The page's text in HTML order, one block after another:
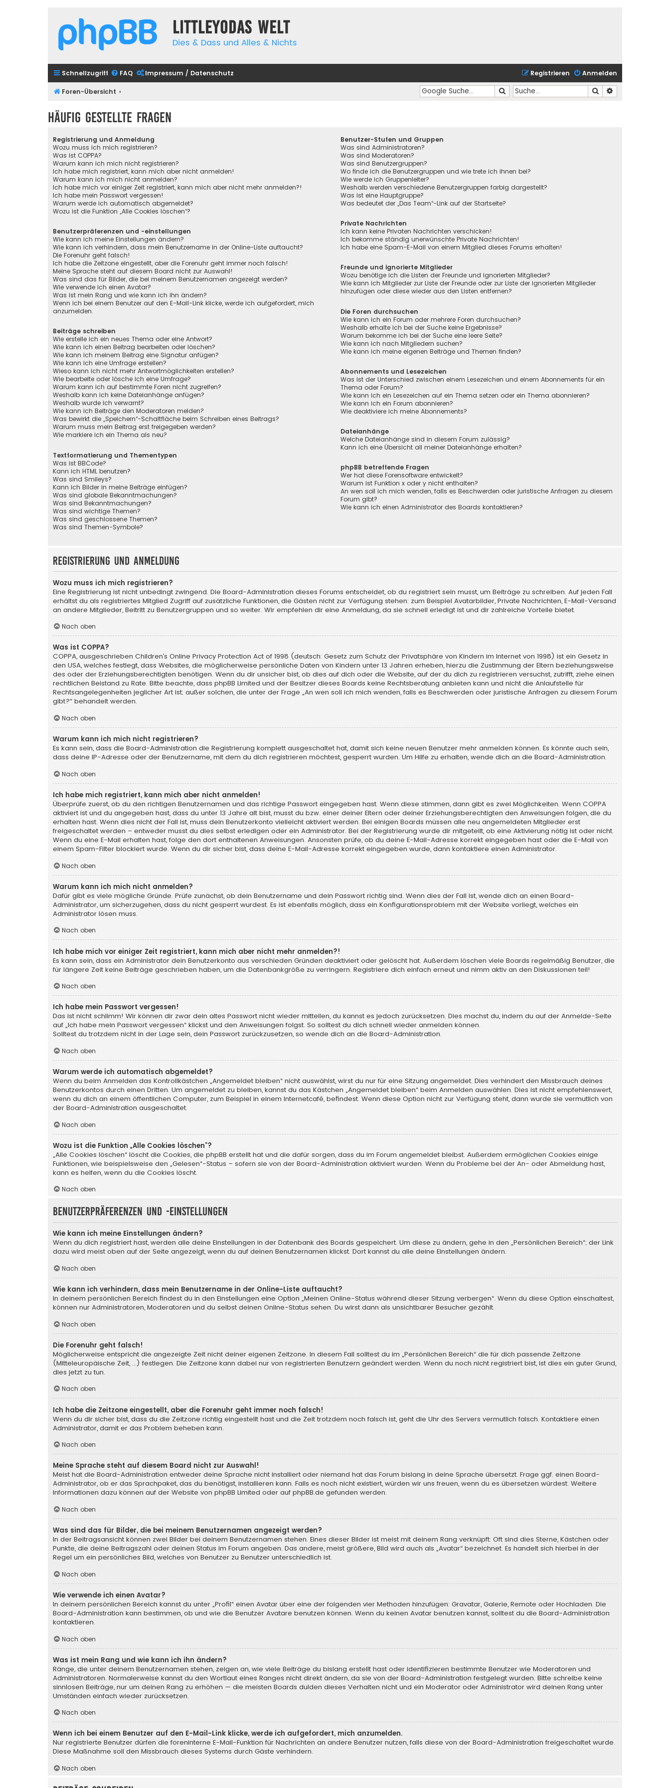
Littleyodas Welt
Dies & Dass und Alles & Nichts
Schnellzugriff FAQ Impressum / Datenschutz Anmelden
Registrieren
Foren-Übersicht Suche
Suche
Häufig gestellte Fragen
Registrierung und Anmeldung
Wozu muss ich mich registrieren?
Was ist COPPA?
Warum kann ich mich nicht registrieren?
Ich habe mich registriert, kann mich aber nicht anmelden!
Warum kann ich mich nicht anmelden?
Ich habe mich vor einiger Zeit registriert, kann mich aber nicht mehr anmelden?!
Ich habe mein Passwort vergessen!
Warum werde ich automatisch abgemeldet?
Wozu ist die Funktion „Alle Cookies löschen“?
Benutzerpräferenzen und -einstellungen
Wie kann ich meine Einstellungen ändern?
Wie kann ich verhindern, dass mein Benutzername in der Online-Liste auftaucht?
Die Forenuhr geht falsch!
Ich habe die Zeitzone eingestellt, aber die Forenuhr geht immer noch falsch!
Meine Sprache steht auf diesem Board nicht zur Auswahl!
Was sind das für Bilder, die bei meinem Benutzernamen angezeigt werden?
Wie verwende ich einen Avatar?
Was ist mein Rang und wie kann ich ihn ändern?
Wenn ich bei einem Benutzer auf den E-Mail-Link klicke, werde ich aufgefordert, mich
anzumelden.
Beiträge schreiben
Wie erstelle ich ein neues Thema oder eine Antwort?
Wie kann ich einen Beitrag bearbeiten oder löschen?
Wie kann ich meinem Beitrag eine Signatur anfügen?
Wie kann ich eine Umfrage erstellen?
Wieso kann ich nicht mehr Antwortmöglichkeiten erstellen?
Wie bearbeite oder lösche ich eine Umfrage?
Warum kann ich auf bestimmte Foren nicht zugreifen?
Weshalb kann ich keine Dateianhänge anfügen?
Weshalb wurde ich verwarnt?
Wie kann ich Beiträge den Moderatoren melden?
Was bewirkt die „Speichern“-Schaltfläche beim Schreiben eines Beitrags?
Warum muss mein Beitrag erst freigegeben werden?
Wie markiere ich ein Thema als neu?
Textformatierung und Thementypen
Was ist BBCode?
Kann ich HTML benutzen?
Was sind Smileys?
Kann ich Bilder in meine Beiträge einfügen?
Was sind globale Bekanntmachungen?
Was sind Bekanntmachungen?
Was sind wichtige Themen?
Was sind geschlossene Themen?
Was sind Themen-Symbole?
Benutzer-Stufen und Gruppen
Was sind Administratoren?
Was sind Moderatoren?
Was sind Benutzergruppen?
Wo finde ich die Benutzergruppen und wie trete ich ihnen bei?
Wie werde ich Gruppenleiter?
Weshalb werden verschiedene Benutzergruppen farbig dargestellt?
Was ist eine Hauptgruppe?
Was bedeutet der „Das Team“-Link auf der Startseite?
Private Nachrichten
Ich kann keine Privaten Nachrichten verschicken!
Ich bekomme ständig unerwünschte Private Nachrichten!
Ich habe eine Spam-E-Mail von einem Mitglied dieses Forums erhalten!
Freunde und ignorierte Mitglieder
Wozu benötige ich die Listen der Freunde und ignorierten Mitglieder?
Wie kann ich Mitglieder zur Liste der Freunde oder zur Liste der ignorierten Mitglieder
hinzufügen oder diese wieder aus den Listen entfernen?
Die Foren durchsuchen
Wie kann ich ein Forum oder mehrere Foren durchsuchen?
Weshalb erhalte ich bei der Suche keine Ergebnisse?
Warum bekomme ich bei der Suche eine leere Seite?
Wie kann ich nach Mitgliedern suchen?
Wie kann ich meine eigenen Beiträge und Themen finden?
Abonnements und Lesezeichen
Was ist der Unterschied zwischen einem Lesezeichen und einem Abonnements für ein
Thema oder Forum?
Wie kann ich ein Lesezeichen auf ein Thema setzen oder ein Thema abonnieren?
Wie kann ich ein Forum abonnieren?
Wie deaktiviere ich meine Abonnements?
Dateianhänge
Welche Dateianhänge sind in diesem Forum zulässig?
Kann ich eine Übersicht all meiner Dateianhänge erhalten?
phpBB betreffende Fragen
Wer hat diese Forensoftware entwickelt?
Warum ist Funktion x oder y nicht enthalten?
An wen soll ich mich wenden, falls es Beschwerden oder juristische Anfragen zu diesem
Forum gibt?
Wie kann ich einen Administrator des Boards kontaktieren?
Registrierung und Anmeldung
Wozu muss ich mich registrieren?
Eine Registrierung ist nicht unbedingt zwingend. Die Board-Administration dieses Forums entscheidet, ob du registriert sein musst, um Beiträge zu schreiben. Auf jeden Fall
erhältst du als registriertes Mitglied Zugriff auf zusätzliche Funktionen, die Gästen nicht zur Verfügung stehen: zum Beispiel Avatarbilder, Private Nachrichten, E-Mail-Versand
an andere Mitglieder, Beitritt zu Benutzergruppen und so weiter. Wir empfehlen dir eine Anmeldung, da sie schnell erledigt ist und dir zahlreiche Vorteile bietet.
Nach oben
Was ist COPPA?
COPPA, ausgeschrieben Children’s Online Privacy Protection Act of 1998 (deutsch: Gesetz zum Schutz der Privatsphäre von Kindern im Internet von 1998) ist ein Gesetz in
den USA, welches festlegt, dass Websites, die möglicherweise persönliche Daten von Kindern unter 13 Jahren erheben, hierzu die Zustimmung der Eltern beziehungsweise
des oder der Erziehungsberechtigten benötigen. Wenn du dir unsicher bist, ob dies auf dich oder die Website, auf der du dich zu registrieren versuchst, zutrifft, ziehe einen
rechtlichen Beistand zu Rate. Bitte beachte, dass phpBB Limited und der Besitzer dieses Boards keine Rechtsberatung anbieten kann und nicht die Anlaufstelle für
Rechtsangelegenheiten jeglicher Art ist; außer solchen, die unter der Frage „An wen soll ich mich wenden, falls es Beschwerden oder juristische Anfragen zu diesem Forum
gibt?“ behandelt werden.
Nach oben
Warum kann ich mich nicht registrieren?
Es kann sein, dass die Board-Administration die Registrierung komplett ausgeschaltet hat, damit sich keine neuen Benutzer mehr anmelden können. Es könnte auch sein,
dass deine IP-Adresse oder der Benutzername, mit dem du dich registrieren möchtest, gesperrt wurden. Um Hilfe zu erhalten, wende dich an die Board-Administration.
Nach oben
Ich habe mich registriert, kann mich aber nicht anmelden!
Überprüfe zuerst, ob du den richtigen Benutzernamen und das richtige Passwort eingegeben hast. Wenn diese stimmen, dann gibt es zwei Möglichkeiten. Wenn COPPA
aktiviert ist und du angegeben hast, dass du unter 13 Jahre alt bist, musst du bzw. einer deiner Eltern oder deiner Erziehungsberechtigten den Anweisungen folgen, die du
erhalten hast. Wenn dies nicht der Fall ist, muss dein Benutzerkonto vielleicht aktiviert werden. Bei einigen Boards müssen alle neu angemeldeten Mitglieder erst
freigeschaltet werden – entweder musst du dies selbst erledigen oder ein Administrator. Bei der Registrierung wurde dir mitgeteilt, ob eine Aktivierung nötig ist oder nicht.
Wenn du eine E-Mail erhalten hast, folge den dort enthaltenen Anweisungen. Ansonsten prüfe, ob du deine E-Mail-Adresse korrekt eingegeben hast oder die E-Mail von
einem Spam-Filter blockiert wurde. Wenn du dir sicher bist, dass deine E-Mail-Adresse korrekt eingegeben wurde, dann kontaktiere einen Administrator.
Nach oben
Warum kann ich mich nicht anmelden?
Dafür gibt es viele mögliche Gründe. Prüfe zunächst, ob dein Benutzername und dein Passwort richtig sind. Wenn dies der Fall ist, wende dich an einen Board-
Administrator, um sicherzugehen, dass du nicht gesperrt wurdest. Es ist ebenfalls möglich, dass ein Konfigurationsproblem mit der Website vorliegt, welches ein
Administrator lösen muss.
Nach oben
Ich habe mich vor einiger Zeit registriert, kann mich aber nicht mehr anmelden?!
Es kann sein, dass ein Administrator dein Benutzerkonto aus verschieden Gründen deaktiviert oder gelöscht hat. Außerdem löschen viele Boards regelmäßig Benutzer, die
für längere Zeit keine Beiträge geschrieben haben, um die Datenbankgröße zu verringern. Registriere dich einfach erneut und nimm aktiv an den Diskussionen teil!
Nach oben
Ich habe mein Passwort vergessen!
Das ist nicht schlimm! Wir können dir zwar dein altes Passwort nicht wieder mitteilen, du kannst es jedoch zurücksetzen. Dies machst du, indem du auf der Anmelde-Seite
auf „Ich habe mein Passwort vergessen“ klickst und den Anweisungen folgst. So solltest du dich schnell wieder anmelden können.
Solltest du trotzdem nicht in der Lage sein, dein Passwort zurückzusetzen, so wende dich an die Board-Administration.
Nach oben
Warum werde ich automatisch abgemeldet?
Wenn du beim Anmelden das Kontrollkästchen „Angemeldet bleiben“ nicht auswählst, wirst du nur für eine Sitzung angemeldet. Dies verhindert den Missbrauch deines
Benutzerkontos durch einen Dritten. Um angemeldet zu bleiben, kannst du das Kästchen „Angemeldet bleiben“ beim Anmelden auswählen. Dies ist nicht empfehlenswert,
wenn du dich an einem öffentlichen Computer, zum Beispiel in einem Internetcafé, befindest. Wenn diese Option nicht zur Verfügung steht, dann wurde sie vermutlich von
der Board-Administration ausgeschaltet.
Nach oben
Wozu ist die Funktion „Alle Cookies löschen“?
„Alle Cookies löschen“ löscht die Cookies, die phpBB erstellt hat und die dafür sorgen, dass du im Forum angemeldet bleibst. Außerdem ermöglichen Cookies einige
Funktionen, wie beispielsweise den „Gelesen“-Status – sofern sie von der Board-Administration aktiviert wurden. Wenn du Probleme bei der An- oder Abmeldung hast,
kann es helfen, wenn du die Cookies löscht.
Nach oben
Benutzerpräferenzen und -einstellungen
Wie kann ich meine Einstellungen ändern?
Wenn du dich registriert hast, werden alle deine Einstellungen in der Datenbank des Boards gespeichert. Um diese zu ändern, gehe in den „Persönlichen Bereich“; der Link
dazu wird meist oben auf der Seite angezeigt, wenn du auf deinen Benutzernamen klickst. Dort kannst du alle deine Einstellungen ändern.
Nach oben
Wie kann ich verhindern, dass mein Benutzername in der Online-Liste auftaucht?
In deinem persönlichen Bereich findest du in den Einstellungen eine Option „Meinen Online-Status während dieser Sitzung verbergen“. Wenn du diese Option einschaltest,
können nur Administratoren, Moderatoren und du selbst deinen Online-Status sehen. Du wirst dann als unsichtbarer Besucher gezählt.
Nach oben
Die Forenuhr geht falsch!
Möglicherweise entspricht die angezeigte Zeit nicht deiner eigenen Zeitzone. In diesem Fall solltest du im „Persönlichen Bereich“ die für dich passende Zeitzone
(Mitteleuropäische Zeit, ...) festlegen. Die Zeitzone kann dabei nur von registrierten Benutzern geändert werden. Wenn du noch nicht registriert bist, ist dies ein guter Grund,
dies jetzt zu tun.
Nach oben
Ich habe die Zeitzone eingestellt, aber die Forenuhr geht immer noch falsch!
Wenn du dir sicher bist, dass du die Zeitzone richtig eingestellt hast und die Zeit trotzdem noch falsch ist, geht die Uhr des Servers vermutlich falsch. Kontaktiere einen
Administrator, damit er das Problem beheben kann.
Nach oben
Meine Sprache steht auf diesem Board nicht zur Auswahl!
Meist hat die Board-Administration entweder deine Sprache nicht installiert oder niemand hat das Forum bislang in deine Sprache übersetzt. Frage ggf. einen Board-
Administrator, ob er das Sprachpaket, das du benötigst, installieren kann. Falls es noch nicht existiert, würden wir uns freuen, wenn du es übersetzen würdest. Weitere
Informationen dazu können auf der Website von phpBB Limited oder auf phpBB.de gefunden werden.
Nach oben
Was sind das für Bilder, die bei meinem Benutzernamen angezeigt werden?
In der Beitragsansicht können zwei Bilder bei deinem Benutzernamen stehen. Eines dieser Bilder ist meist mit deinem Rang verknüpft: Oft sind dies Sterne, Kästchen oder
Punkte, die deine Beitragszahl oder deinen Status im Forum angeben. Das andere, meist größere, Bild wird auch als „Avatar“ bezeichnet. Es handelt sich hierbei in der
Regel um ein persönliches Bild, welches von Benutzer zu Benutzer unterschiedlich ist.
Nach oben
Wie verwende ich einen Avatar?
In deinem persönlichen Bereich kannst du unter „Profil“ einen Avatar über eine der folgenden vier Methoden hinzufügen: Gravatar, Galerie, Remote oder Hochladen. Die
Board-Administration kann bestimmen, ob und wie die Benutzer Avatare benutzen können. Wenn du keinen Avatar benutzen kannst, solltest du die Board-Administration
kontaktieren.
Nach oben
Was ist mein Rang und wie kann ich ihn ändern?
Ränge, die unter deinem Benutzernamen stehen, zeigen an, wie viele Beiträge du bislang erstellt hast oder identifizieren bestimmte Benutzer wie Moderatoren und
Administratoren. Normalerweise kannst du den Wortlaut eines Ranges nicht direkt ändern, da sie von der Board-Administration festgelegt wurden. Bitte schreibe keine
sinnlosen Beiträge, nur um deinen Rang zu erhöhen — die meisten Boards dulden dieses Verhalten nicht und ein Moderator oder Administrator wird deinen Rang unter
Umständen einfach wieder zurücksetzen.
Nach oben
Wenn ich bei einem Benutzer auf den E-Mail-Link klicke, werde ich aufgefordert, mich anzumelden.
Nur registrierte Benutzer dürfen die foreninterne E-Mail-Funktion für Nachrichten an andere Benutzer nutzen, falls diese von der Board-Administration freigeschaltet wurde.
Diese Maßnahme soll den Missbrauch dieses Systems durch Gäste verhindern.
Nach oben